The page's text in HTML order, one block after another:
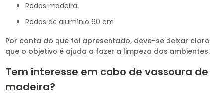
rodos madeira
rodos de alumínio 60 cm
Por conta do que foi apresentado, deve-se deixar claro
que o objetivo é ajuda a fazer a limpeza dos ambientes.
Tem interesse em cabo de vassoura de
madeira?